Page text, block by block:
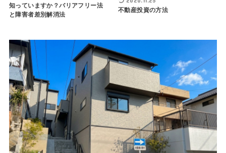
知っていますか？バリアフリー法
と障害者差別解消法
不動産投資の方法